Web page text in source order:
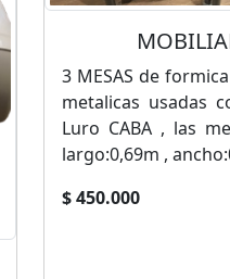
3 MESAS de
metalicas usadas
Luro CABA , las
largo:0,69m ,
$ 450.000